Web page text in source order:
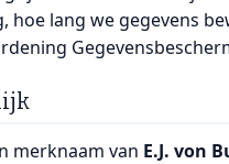
hoe lang we gegevens
merknaam van E.J. von